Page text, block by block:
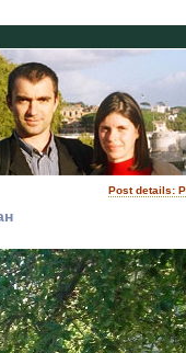
Post details: